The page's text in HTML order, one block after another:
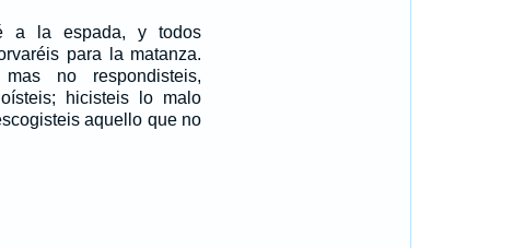
a la espada, y todos
para la matanza.
no respondisteis,
hicisteis lo malo
aquello que no